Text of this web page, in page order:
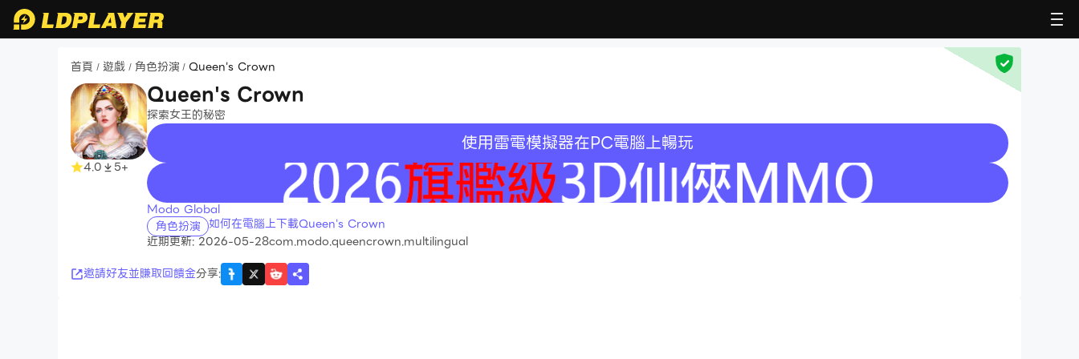
首頁 / 遊戲 / 角色扮演 / Queen's Crown
4.0 5+
Queen's Crown
探索女王的秘密
使用雷電模擬器在PC電腦上暢玩
recommend
Modo Global
角色扮演 如何在電腦上下載Queen's Crown
近期更新: 2026-05-28com.modo.queencrown.multilingual
邀請好友並賺取回饋金分享: